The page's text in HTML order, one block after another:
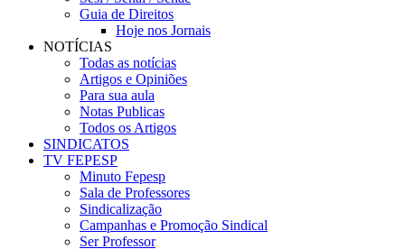
Guia de Direitos
Hoje nos Jornais
NOTÍCIAS
Todas as notícias
Artigos e Opiniões
Para sua aula
Notas Publicas
Todos os Artigos
SINDICATOS
TV FEPESP
Minuto Fepesp
Sala de Professores
Sindicalização
Campanhas e Promoção Sindical
Ser Professor